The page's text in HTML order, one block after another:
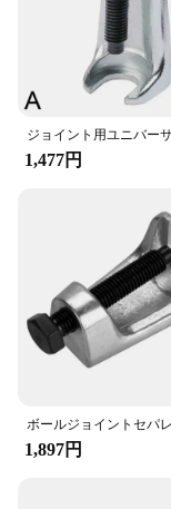
1,477円
1,897円